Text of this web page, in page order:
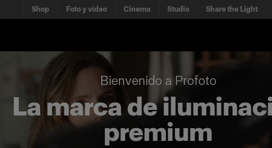
Shop Foto y vídeo Cinema Studio Share the Light
Bienvenido a Profoto
La marca de
premium